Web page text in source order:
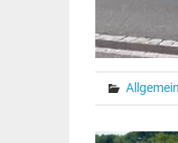
Allgemein